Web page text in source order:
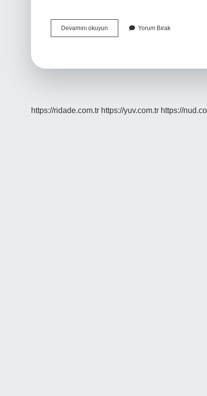
Devamını okuyun
Satır
Yorum Bırak
https://ridade.com.tr https://yuv.com.tr https://